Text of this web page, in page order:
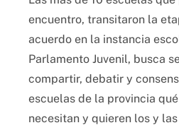
encuentro, transitaron la
acuerdo en la instancia
Parlamento Juvenil, busca
compartir, debatir y
escuelas de la provincia
necesitan y quieren los y